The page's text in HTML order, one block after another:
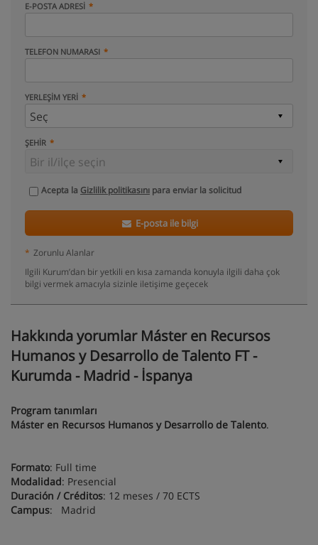
E-POSTA ADRESI
TELEFON NUMARASI
YERLEŞIM YERI
ŞEHIR
Acepta la Gizlilik politikasını para enviar la solicitud
E-posta ile bilgi
* Zorunlu Alanlar
Ilgili Kurum’dan bir yetkili en kısa zamanda konuyla ilgili daha çok
bilgi vermek amacıyla sizinle iletişime geçecek
Hakkında yorumlar Máster en Recursos
Humanos y Desarrollo de Talento FT -
Kurumda - Madrid - İspanya
Program tanımları
Máster en Recursos Humanos y Desarrollo de Talento.
Formato: Full time
Modalidad: Presencial
Duración / Créditos: 12 meses / 70 ECTS
Campus: Madrid